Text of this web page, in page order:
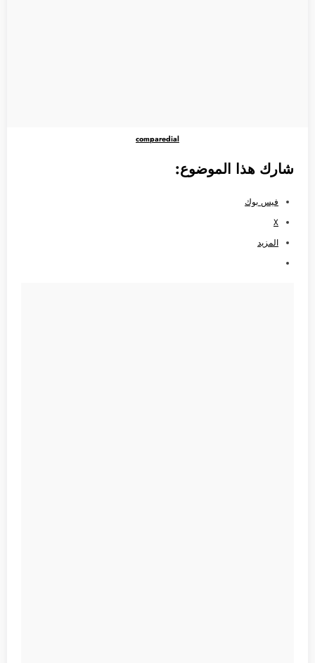
comparedial
شارك هذا الموضوع:
فيس بوك
X
المزيد